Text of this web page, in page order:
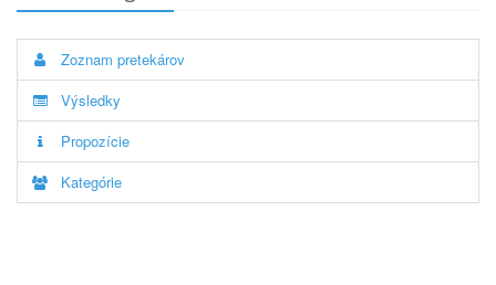
Zoznam pretekárov
Výsledky
Propozície
Kategórie